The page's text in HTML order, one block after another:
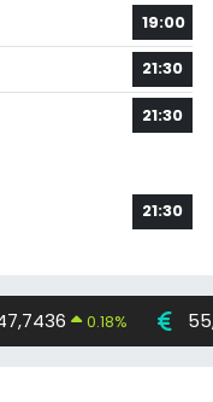
19:00
21:30
21:30
21:30
0.18%